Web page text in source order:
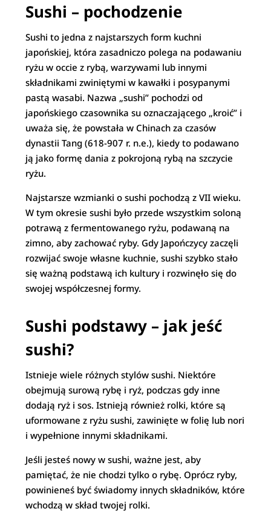
Sushi – pochodzenie
Sushi to jedna z najstarszych form kuchni
japońskiej, która zasadniczo polega na podawaniu
ryżu w occie z rybą, warzywami lub innymi
składnikami zwiniętymi w kawałki i posypanymi
pastą wasabi. Nazwa „sushi” pochodzi od
japońskiego czasownika su oznaczającego „kroić” i
uważa się, że powstała w Chinach za czasów
dynastii Tang (618-907 r. n.e.), kiedy to podawano
ją jako formę dania z pokrojoną rybą na szczycie
ryżu.
Najstarsze wzmianki o sushi pochodzą z VII wieku.
W tym okresie sushi było przede wszystkim soloną
potrawą z fermentowanego ryżu, podawaną na
zimno, aby zachować ryby. Gdy Japończycy zaczęli
rozwijać swoje własne kuchnie, sushi szybko stało
się ważną podstawą ich kultury i rozwinęło się do
swojej współczesnej formy.
Sushi podstawy – jak jeść
sushi?
Istnieje wiele różnych stylów sushi. Niektóre
obejmują surową rybę i ryż, podczas gdy inne
dodają ryż i sos. Istnieją również rolki, które są
uformowane z ryżu sushi, zawinięte w folię lub nori
i wypełnione innymi składnikami.
Jeśli jesteś nowy w sushi, ważne jest, aby
pamiętać, że nie chodzi tylko o rybę. Oprócz ryby,
powinieneś być świadomy innych składników, które
wchodzą w skład twojej rolki.